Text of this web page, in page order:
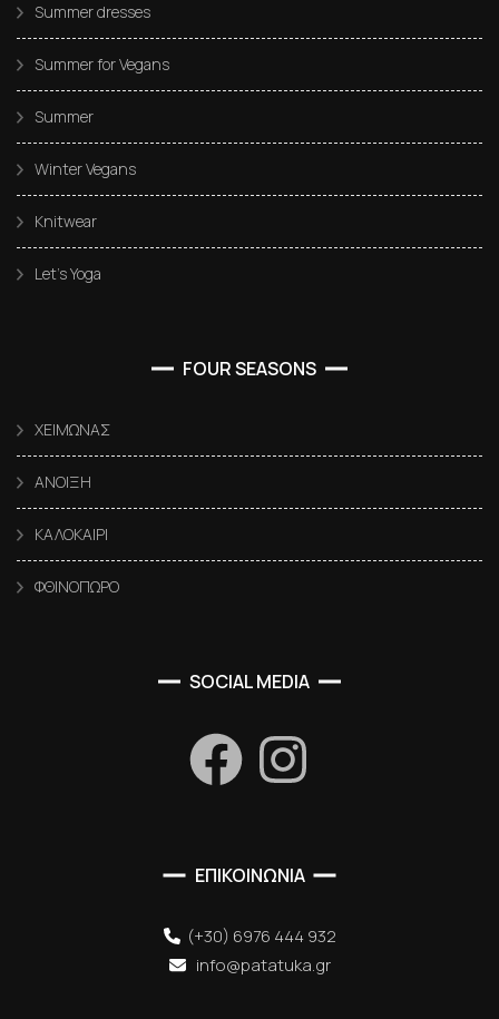
Summer dresses
Summer for Vegans
Summer
Winter Vegans
Knitwear
Let’s Yoga
FOUR SEASONS
ΧΕΙΜΩΝΑΣ
ΑΝΟΙΞΗ
ΚΑΛΟΚΑΙΡΙ
ΦΘΙΝΟΠΩΡΟ
SOCIAL MEDIA
ΕΠΙΚΟΙΝΩΝΙΑ
(+30) 6976 444 932
info@patatuka.gr